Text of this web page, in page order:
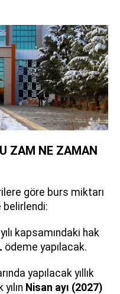
ZAM NE ZAMAN
göre burs miktarı
kapsamındaki hak
ödeme yapılacak.
yapılacak yıllık
Nisan ayı (2027)